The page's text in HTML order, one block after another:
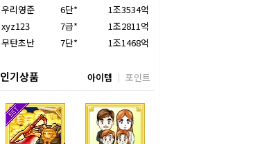
우리영준
6단*
1조3534억
xyz123
7급*
1조2811억
무탄초난
7단* 1조1468억
인기상품 아이템 포인트